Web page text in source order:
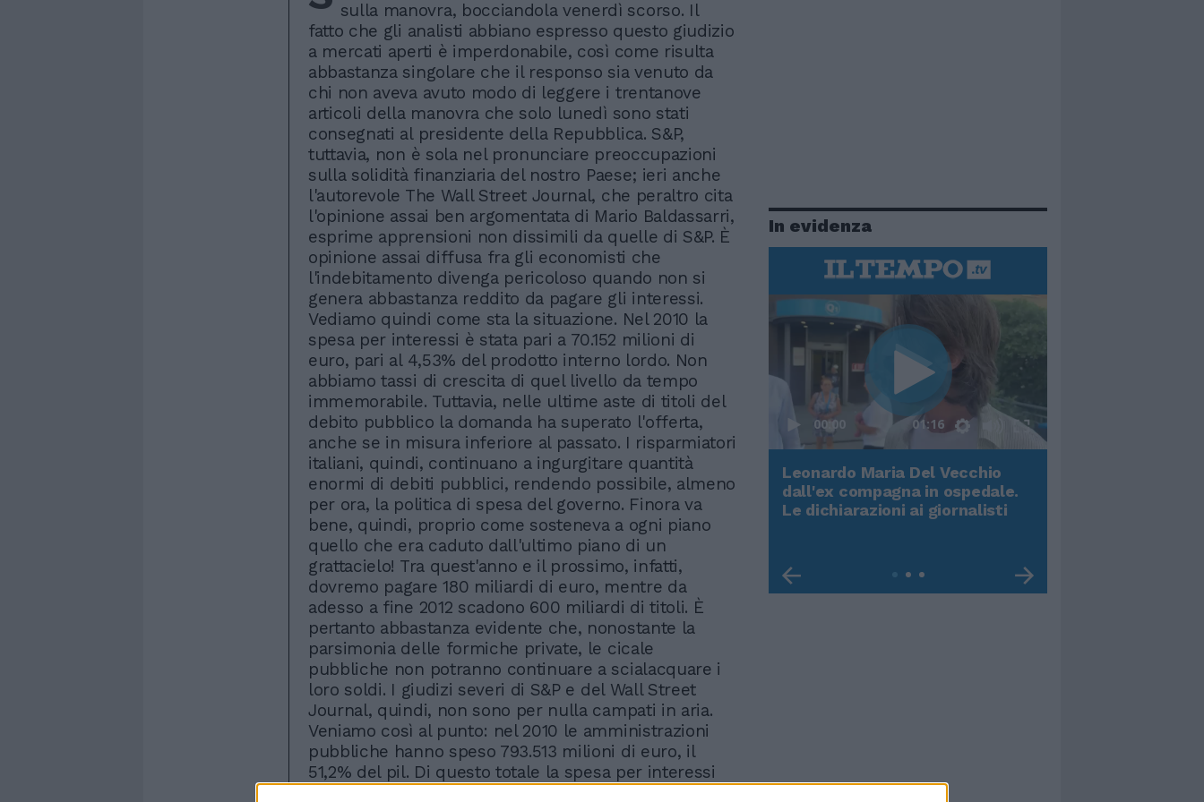
sulla manovra, bocciandola venerdì scorso. Il
fatto che gli analisti abbiano espresso questo giudizio
a mercati aperti è imperdonabile, così come risulta
abbastanza singolare che il responso sia venuto da
chi non aveva avuto modo di leggere i trentanove
articoli della manovra che solo lunedì sono stati
consegnati al presidente della Repubblica. S&P,
tuttavia, non è sola nel pronunciare preoccupazioni
sulla solidità finanziaria del nostro Paese; ieri anche
l'autorevole The Wall Street Journal, che peraltro cita
l'opinione assai ben argomentata di Mario Baldassarri,
esprime apprensioni non dissimili da quelle di S&P. È
opinione assai diffusa fra gli economisti che
l'indebitamento divenga pericoloso quando non si
genera abbastanza reddito da pagare gli interessi.
Vediamo quindi come sta la situazione. Nel 2010 la
spesa per interessi è stata pari a 70.152 milioni di
euro, pari al 4,53% del prodotto interno lordo. Non
abbiamo tassi di crescita di quel livello da tempo
immemorabile. Tuttavia, nelle ultime aste di titoli del
debito pubblico la domanda ha superato l'offerta,
anche se in misura inferiore al passato. I risparmiatori
italiani, quindi, continuano a ingurgitare quantità
enormi di debiti pubblici, rendendo possibile, almeno
per ora, la politica di spesa del governo. Finora va
bene, quindi, proprio come sosteneva a ogni piano
quello che era caduto dall'ultimo piano di un
grattacielo! Tra quest'anno e il prossimo, infatti,
dovremo pagare 180 miliardi di euro, mentre da
adesso a fine 2012 scadono 600 miliardi di titoli. È
pertanto abbastanza evidente che, nonostante la
parsimonia delle formiche private, le cicale
pubbliche non potranno continuare a scialacquare i
loro soldi. I giudizi severi di S&P e del Wall Street
Journal, quindi, non sono per nulla campati in aria.
Veniamo così al punto: nel 2010 le amministrazioni
pubbliche hanno speso 793.513 milioni di euro, il
51,2% del pil. Di questo totale la spesa per interessi
In evidenza
Rudy Giuliani a Come States?
Trump, Meloni e la strategia
americana
00:00 01:16
Leonardo Maria Del Vecchio
dall'ex compagna in ospedale.
Le dichiarazioni ai giornalisti